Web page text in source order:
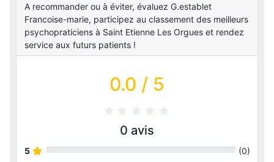
A recommander ou à éviter, évaluez G.establet
Francoise-marie, participez au classement des meilleurs
psychopraticiens à Saint Etienne Les Orgues et rendez
service aux futurs patients !
0.0 / 5
0 avis
5 (0)